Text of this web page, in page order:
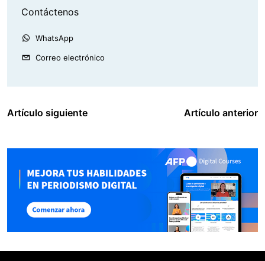
Contáctenos
WhatsApp
Correo electrónico
Artículo siguiente Artículo anterior